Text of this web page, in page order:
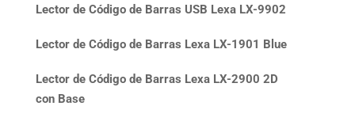
Lector de Código de Barras USB Lexa LX-9902
Lector de Código de Barras Lexa LX-1901 Blue
Lector de Código de Barras Lexa LX-2900 2D
con Base